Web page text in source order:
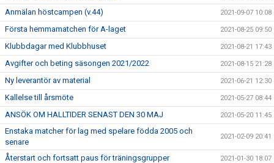
Anmälan höstcampen (v.44) 2021-09-07 10:08
Första hemmamatchen för A-laget 2021-08-25 09:50
Klubbdagar med Klubbhuset 2021-08-21 17:43
Avgifter och beting säsongen 2021/2022 2021-08-15 21:28
Ny leverantör av material 2021-06-21 12:30
Kallelse till årsmöte 2021-05-27 08:44
ANSÖK OM HALLTIDER SENAST DEN 30 MAJ 2021-05-20 11:45
Enstaka matcher för lag med spelare födda 2005 och
senare
2021-02-09 20:41
Återstart och fortsatt paus för träningsgrupper 2021-01-30 18:07